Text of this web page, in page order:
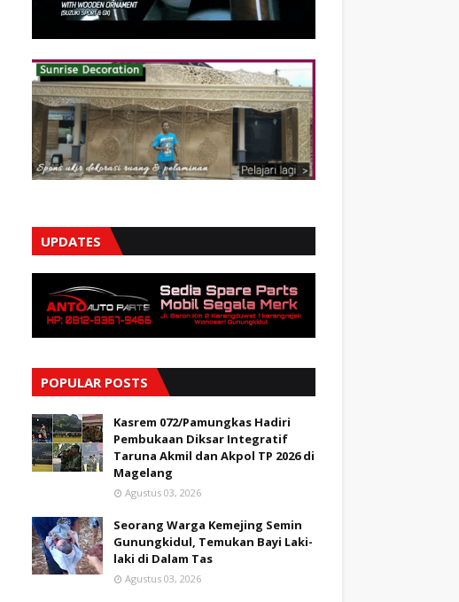
UPDATES
POPULAR POSTS
Kasrem 072/Pamungkas Hadiri
Pembukaan Diksar Integratif
Taruna Akmil dan Akpol TP 2026 di
Magelang
Agustus 03, 2026
Seorang Warga Kemejing Semin
Gunungkidul, Temukan Bayi Laki-
laki di Dalam Tas
Agustus 03, 2026